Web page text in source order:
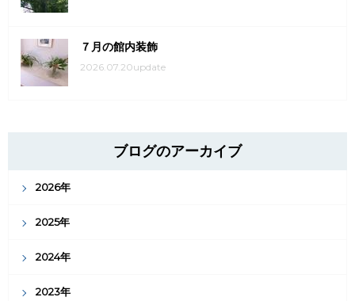
７月の館内装飾
2026.07.20update
ブログのアーカイブ
2026年
2025年
2024年
2023年